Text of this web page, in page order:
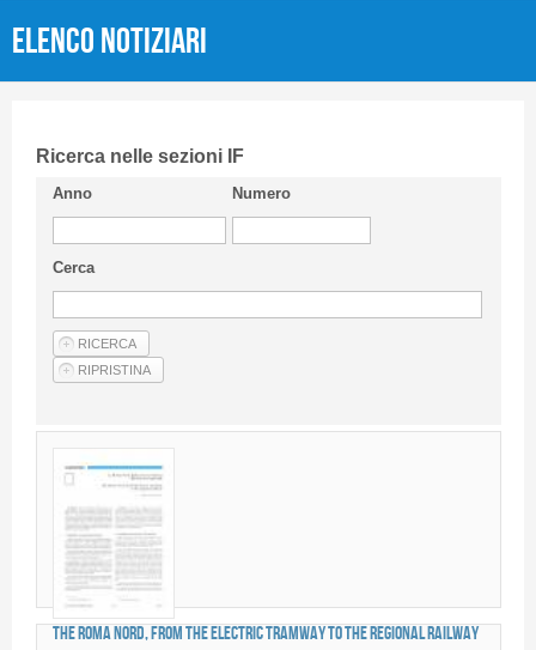
CIFI in breve
Linee Guida
Privacy Policy
Articoli
Fornitori di prodotti e servizi
Elenco Notiziari
Ricerca nelle sezioni IF
Anno Numero
Cerca
The Roma Nord, from the electric tramway to the regional railway